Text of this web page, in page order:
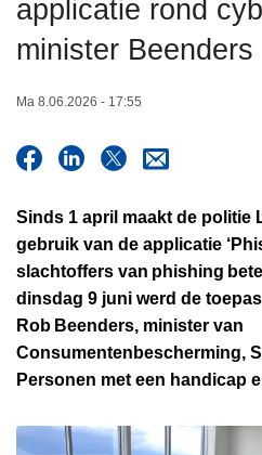
applicatie rond
minister Beenders
Ma 8.06.2026 - 17:55
Sinds 1 april maakt de politie
gebruik van de applicatie
slachtoffers van phishing
dinsdag 9 juni werd de
Rob Beenders, minister van
Consumentenbescherming,
Personen met een handicap